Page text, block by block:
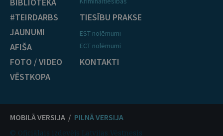
BIBLIOTĒKA
#TEIRDARBS
JAUNUMI
AFIŠA
FOTO / VIDEO
VĒSTKOPA
TIESĪBU PRAKSE
EST nolēmumi
ECT nolēmumi
KONTAKTI
MOBILĀ VERSIJA / PILNĀ VERSIJA
© Oficiālais izdevējs Latvijas Vēstnesis